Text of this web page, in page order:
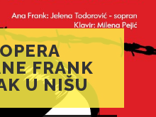
FRANK
U NIŠU